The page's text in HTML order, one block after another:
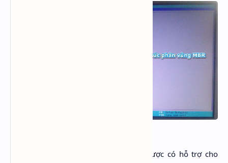
: BIOS của Asus khó nhận biết được có hỗ trợ cho